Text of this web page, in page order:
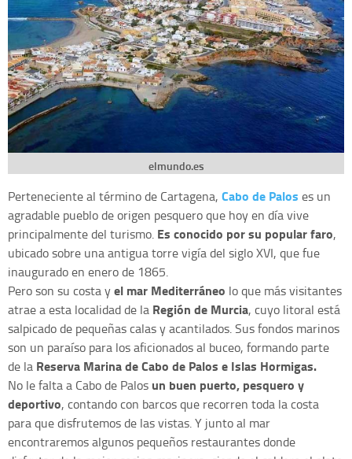
elmundo.es
Perteneciente al término de Cartagena, Cabo de Palos es un
agradable pueblo de origen pesquero que hoy en día vive
principalmente del turismo. Es conocido por su popular faro,
ubicado sobre una antigua torre vigía del siglo XVI, que fue
inaugurado en enero de 1865.
Pero son su costa yel mar Mediterráneo lo que más visitantes
atrae a esta localidad de la Región de Murcia, cuyo litoral está
salpicado de pequeñas calas y acantilados. Sus fondos marinos
son un paraíso para los aficionados al buceo, formando parte
de la Reserva Marina de Cabo de Palos e Islas Hormigas.
No le falta a Cabo de Palos un buen puerto, pesquero y
deportivo, contando con barcos que recorren toda la costa
para que disfrutemos de las vistas. Y junto al mar
encontraremos algunos pequeños restaurantes donde